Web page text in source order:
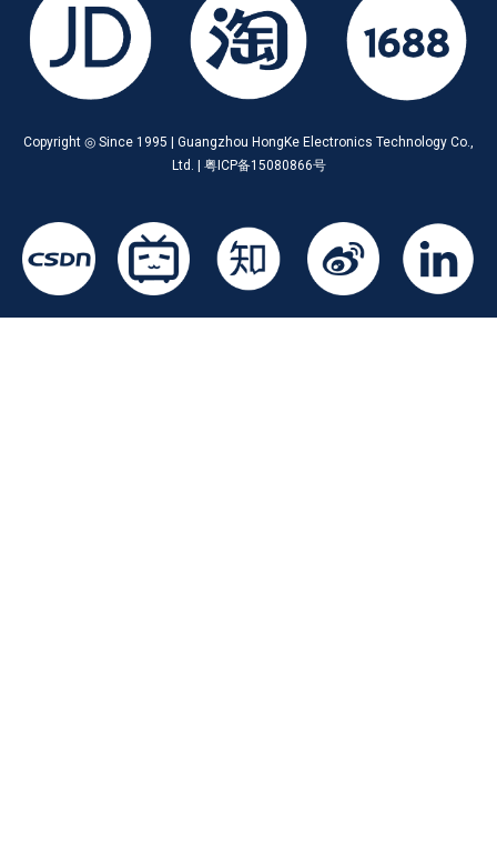
Copyright ◎ Since 1995 | Guangzhou HongKe Electronics Technology Co.,
Ltd. | 粤ICP备15080866号